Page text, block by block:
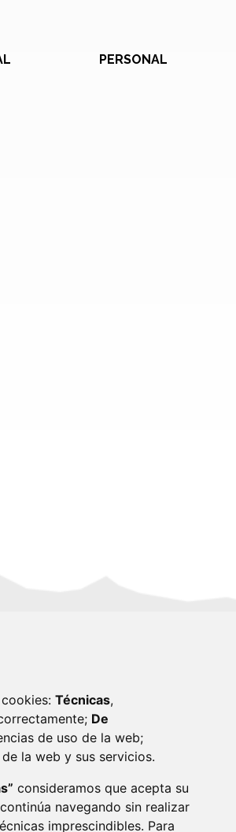
Técnicas,
De
de uso de la web;
la web y sus servicios.
consideramos que acepta su
navegando sin realizar
imprescindibles. Para
PERSONAL
ACCESIBILIDAD